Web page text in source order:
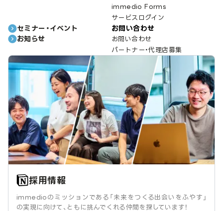
immedio Forms
サービスログイン
セミナー・イベント
お知らせ
お問い合わせ
お問い合わせ
パートナー・代理店募集
採用情報
immedioのミッションである「未来をつくる出会いをふやす」
の実現に向けて、ともに挑んでくれる仲間を探しています！